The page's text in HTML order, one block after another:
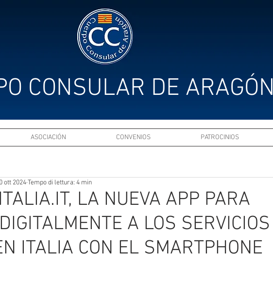
CONSULAR DE ARAGÓN
LA NUEVA APP PARA
A LOS SERVICIOS
ITALIA CON EL SMARTPHONE
ott 2024Tempo di lettura: 4 min
ASOCIACIÓN CONVENIOS PATROCINIOS